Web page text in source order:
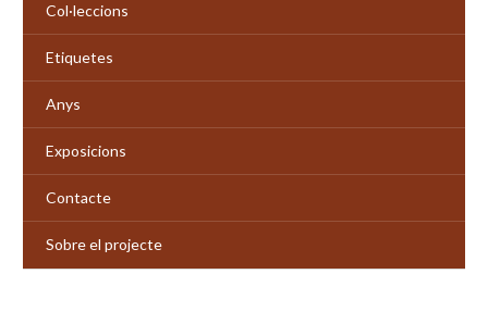
Col·leccions
Etiquetes
Anys
Exposicions
Contacte
Sobre el projecte